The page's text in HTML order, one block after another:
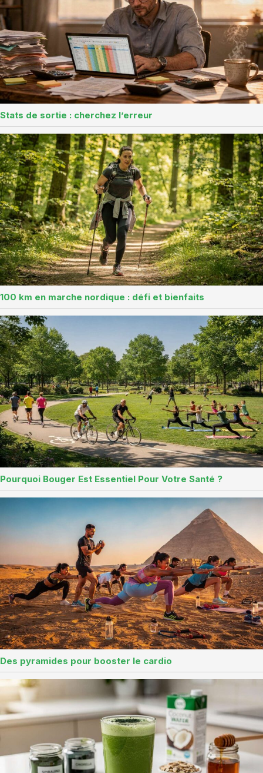
Stats de sortie : cherchez l’erreur
100 km en marche nordique : défi et bienfaits
Pourquoi Bouger Est Essentiel Pour Votre Santé ?
Des pyramides pour booster le cardio